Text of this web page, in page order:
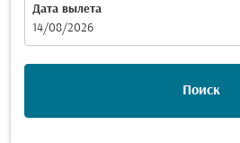
Дата вылета
fc-booking-departure-date-aria-label
14/08/2026
Поиск